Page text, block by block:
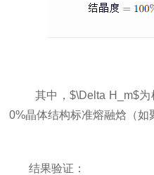
其中，$\Delta H_m$为
0%晶体结构标准熔融焓（如
结果验证：